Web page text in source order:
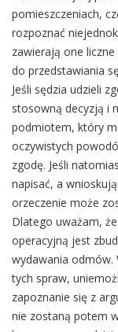
pomieszczeniach,
rozpoznać
zawierają one liczne
do przedstawiania
Jeśli sędzia udzieli
stosowną decyzją i
podmiotem, który
oczywistych
zgodę. Jeśli
napisać, a
orzeczenie może
Dlatego uważam,
operacyjną jest
wydawania odmów.
tych spraw,
zapoznanie się z
nie zostaną potem